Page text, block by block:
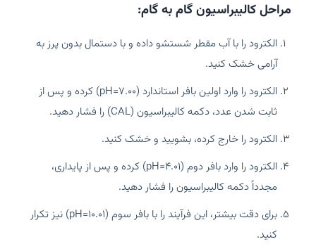
مراحل کالیبراسیون گام به گام:
الکترود را با آب مقطر شستشو داده و با دستمال بدون پرز به
آرامی خشک کنید.
الکترود را وارد اولین بافر استاندارد (pH=7.00) کرده و پس از
ثابت شدن عدد، دکمه کالیبراسیون (CAL) را فشار دهید.
الکترود را خارج کرده، بشویید و خشک کنید.
الکترود را وارد بافر دوم (pH=4.01) کرده و پس از پایداری،
مجدداً دکمه کالیبراسیون را فشار دهید.
برای دقت بیشتر، این فرآیند را با بافر سوم (pH=10.01) نیز تکرار
کنید.